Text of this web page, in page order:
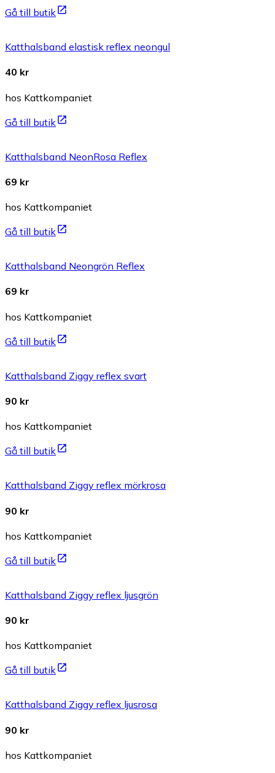
Gå till butik
Katthalsband elastisk reflex neongul
40 kr
hos Kattkompaniet
Gå till butik
Katthalsband NeonRosa Reflex
69 kr
hos Kattkompaniet
Gå till butik
Katthalsband Neongrön Reflex
69 kr
hos Kattkompaniet
Gå till butik
Katthalsband Ziggy reflex svart
90 kr
hos Kattkompaniet
Gå till butik
Katthalsband Ziggy reflex mörkrosa
90 kr
hos Kattkompaniet
Gå till butik
Katthalsband Ziggy reflex ljusgrön
90 kr
hos Kattkompaniet
Gå till butik
Katthalsband Ziggy reflex ljusrosa
90 kr
hos Kattkompaniet